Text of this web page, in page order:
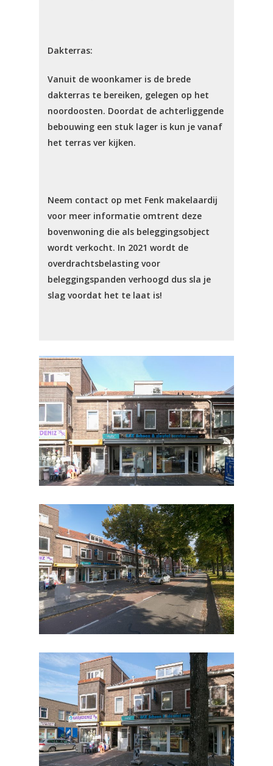
Dakterras:
Vanuit de woonkamer is de brede
dakterras te bereiken, gelegen op het
noordoosten. Doordat de achterliggende
bebouwing een stuk lager is kun je vanaf
het terras ver kijken.
Neem contact op met Fenk makelaardij
voor meer informatie omtrent deze
bovenwoning die als beleggingsobject
wordt verkocht. In 2021 wordt de
overdrachtsbelasting voor
beleggingspanden verhoogd dus sla je
slag voordat het te laat is!